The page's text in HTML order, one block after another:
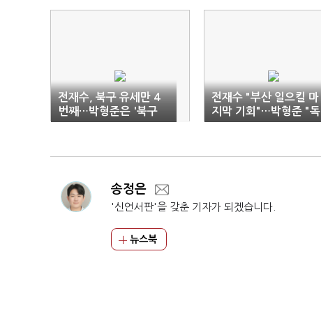
전재수, 북구 유세만 4
번째…박형준은 '북구
패싱'
전재수 "부산 일으킬 마
지막 기회"…박형준 "독
주 견제해야"
송정은
'신언서판'을 갖춘 기자가 되겠습니다.
뉴스북